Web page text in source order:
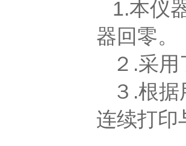
1.本仪
器回零。
２.采用
３.根据
连续打印